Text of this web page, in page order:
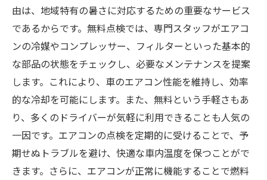
由は、地域特有の暑さに対応するための重要なサービス
であるからです。無料点検では、専門スタッフがエアコ
ンの冷媒やコンプレッサー、フィルターといった基本的
な部品の状態をチェックし、必要なメンテナンスを提案
します。これにより、車のエアコン性能を維持し、効率
的な冷却を可能にします。また、無料という手軽さもあ
り、多くのドライバーが気軽に利用できることも人気の
一因です。エアコンの点検を定期的に受けることで、予
期せぬトラブルを避け、快適な車内温度を保つことがで
きます。さらに、エアコンが正常に機能することで燃料